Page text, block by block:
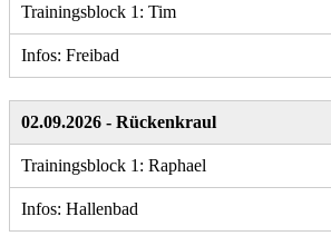
Trainingsblock 1: Tim
Infos: Freibad
02.09.2026 - Rückenkraul
Trainingsblock 1: Raphael
Infos: Hallenbad